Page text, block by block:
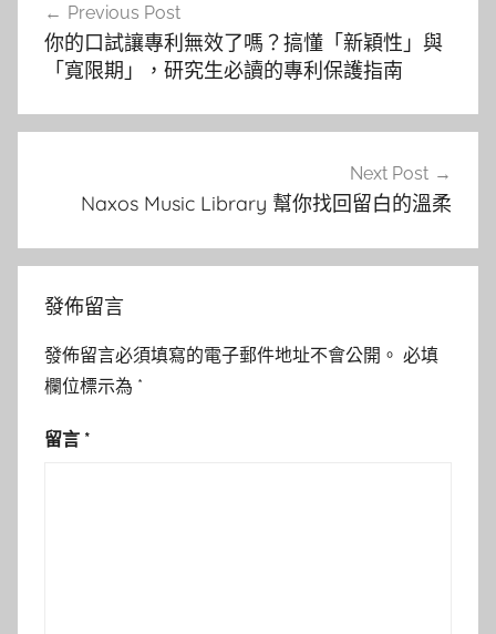
覽
Previous Post
你的口試讓專利無效了嗎？搞懂「新穎性」與
「寬限期」，研究生必讀的專利保護指南
Next Post
Naxos Music Library 幫你找回留白的溫柔
發佈留言
發佈留言必須填寫的電子郵件地址不會公開。 必填
欄位標示為 *
留言 *